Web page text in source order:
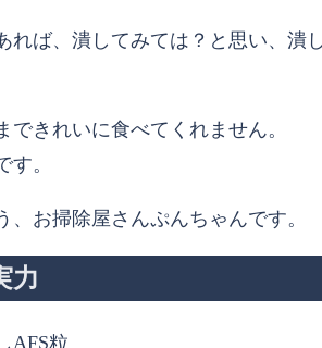
れば、潰してみては？と思い、潰
きれいに食べてくれません。
。
お掃除屋さんぷんちゃんです。
力
AFS粒